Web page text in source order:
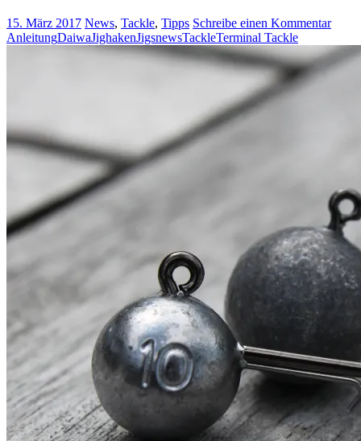
15. März 2017 News, Tackle, Tipps Schreibe einen Kommentar
AnleitungDaiwaJighakenJigsnewsTackleTerminal Tackle